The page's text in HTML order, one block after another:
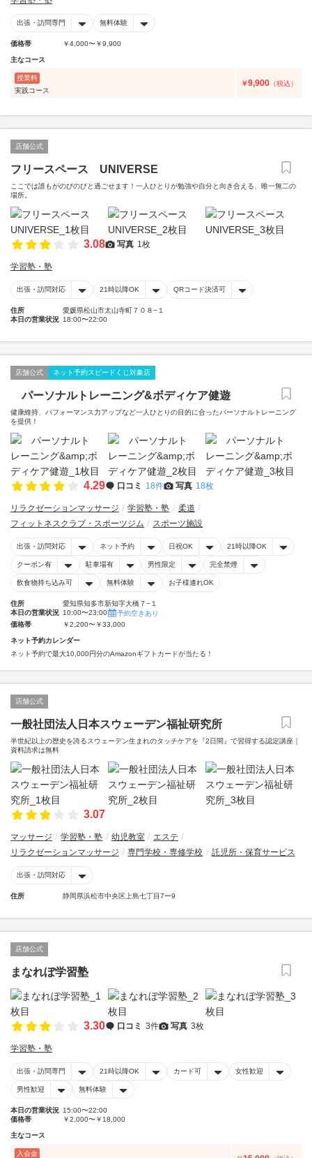
出張・訪問専門 無料体験
価格帯 ￥4,000〜￥9,900
主なコース
授業料
実践コース
￥9,900 （税込）
店舗公式
フリースペース UNIVERSE
ここでは誰もがのびのびと過ごせます！一人ひとりが勉強や自分と向き合える、唯一無二の
場所。
3.08 写真 1枚
学習塾・塾
出張・訪問対応 21時以降OK QRコード決済可
住所
愛媛県松山市太山寺町７０８−１
本日の営業状況 18:00〜22:00
店舗公式 ネット予約スピードくじ対象店
パーソナルトレーニング&ボディケア健遊
健康維持、パフォーマンス力アップなど一人ひとりの目的に合ったパーソナルトレーニング
を提供！
4.29 口コミ 18件 写真 18枚
リラクゼーションマッサージ 学習塾・塾
柔道
フィットネスクラブ・スポーツジム
スポーツ施設
出張・訪問対応 ネット予約 日祝OK 21時以降OK
クーポン有 駐車場有 男性限定 完全禁煙
飲食物持ち込み可 無料体験 お子様連れOK
住所
愛知県知多市新知字大橋７−１
本日の営業状況 10:00〜23:00
予約空きあり
価格帯
￥2,200〜￥33,000
ネット予約カレンダー
ネット予約で最大10,000円分のAmazonギフトカードが当たる！
店舗公式
一般社団法人日本スウェーデン福祉研究所
半世紀以上の歴史を誇るスウェーデン生まれのタッチケアを『2日間』で習得する認定講座｜
資料請求は無料
3.07
マッサージ 学習塾・塾 幼児教室
エステ
リラクゼーションマッサージ
専門学校・専修学校 託児所・保育サービス
出張・訪問対応
住所 静岡県浜松市中央区上島七丁目7ー9
店舗公式
まなれぼ学習塾
3.30 口コミ 3件 写真 3枚
学習塾・塾
出張・訪問専門 21時以降OK カード可 女性歓迎
男性歓迎 無料体験
本日の営業状況 15:00〜22:00
価格帯
￥2,000〜￥18,000
主なコース
入会金